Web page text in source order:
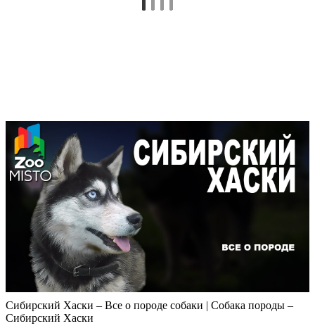
Сибирский Хаски – Все о породе собаки | Собака породы –
Сибирский Хаски